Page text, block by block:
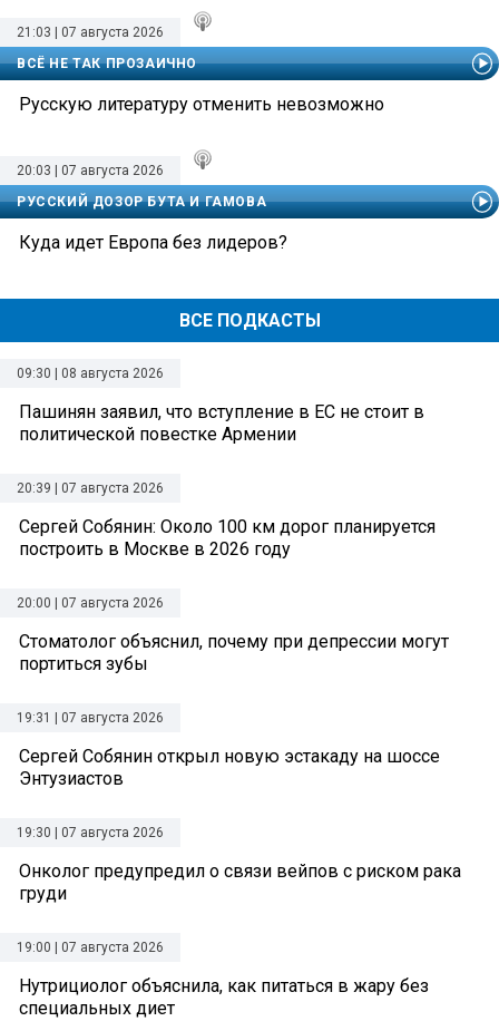
ВСЕ ПОДКАСТЫ
21:03 | 07 августа 2026
ВСЁ НЕ ТАК ПРОЗАИЧНО
Русскую литературу отменить невозможно
20:03 | 07 августа 2026
РУССКИЙ ДОЗОР БУТА И ГАМОВА
Куда идет Европа без лидеров?
09:30 | 08 августа 2026
Пашинян заявил, что вступление в ЕС не стоит в
политической повестке Армении
20:39 | 07 августа 2026
Сергей Собянин: Около 100 км дорог планируется
построить в Москве в 2026 году
20:00 | 07 августа 2026
Стоматолог объяснил, почему при депрессии могут
портиться зубы
19:31 | 07 августа 2026
Сергей Собянин открыл новую эстакаду на шоссе
Энтузиастов
19:30 | 07 августа 2026
Онколог предупредил о связи вейпов с риском рака
груди
19:00 | 07 августа 2026
Нутрициолог объяснила, как питаться в жару без
специальных диет